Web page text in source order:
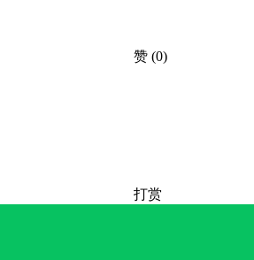
赞 (0)
打赏